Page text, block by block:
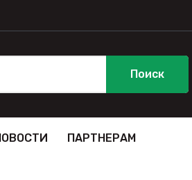
Поиск
ПАРТНЕРАМ